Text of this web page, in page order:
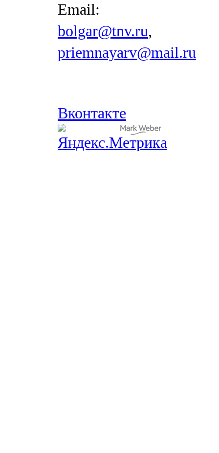
Email:
bolgar@tnv.ru,
priemnayarv@mail.ru
Вконтакте